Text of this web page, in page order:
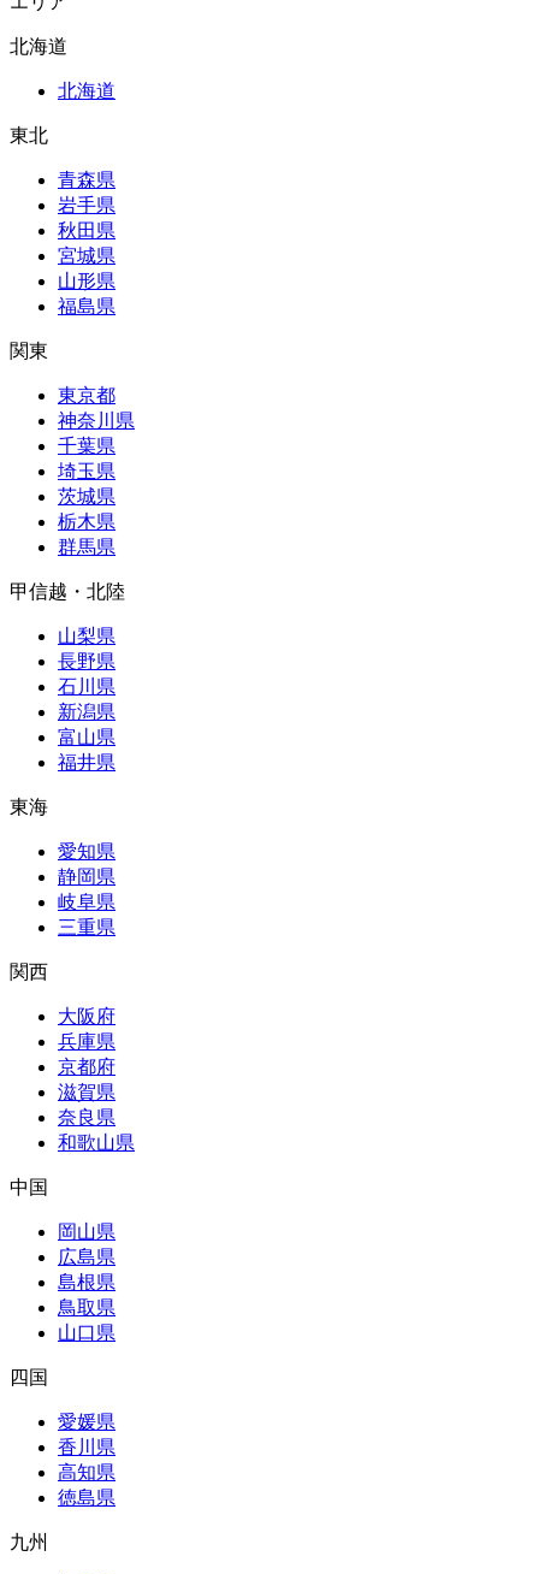
北海道
北海道
東北
青森県
岩手県
秋田県
宮城県
山形県
福島県
関東
東京都
神奈川県
千葉県
埼玉県
茨城県
栃木県
群馬県
甲信越・北陸
山梨県
長野県
石川県
新潟県
富山県
福井県
東海
愛知県
静岡県
岐阜県
三重県
関西
大阪府
兵庫県
京都府
滋賀県
奈良県
和歌山県
中国
岡山県
広島県
島根県
鳥取県
山口県
四国
愛媛県
香川県
高知県
徳島県
九州